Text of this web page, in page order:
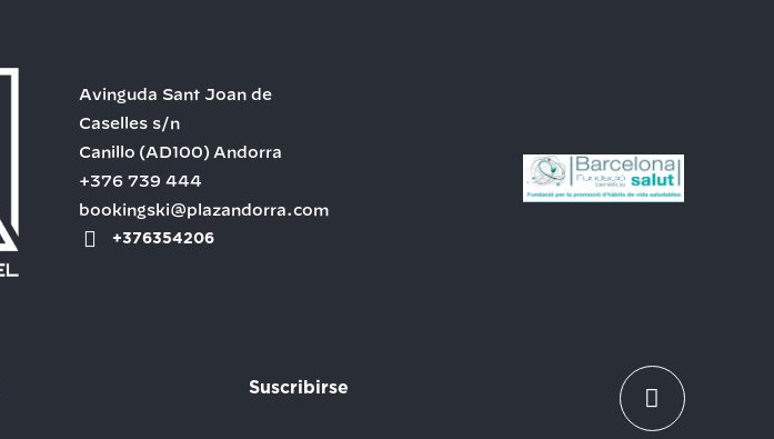
Avinguda Sant Joan de
Caselles s/n
Canillo (AD100) Andorra
+376 739 444
bookingski@plazandorra.com
+376354206
Suscribirse